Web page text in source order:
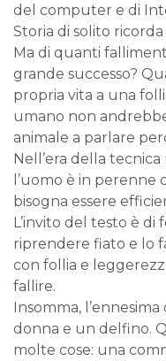
del computer e di
Storia di solito
Ma di quanti
grande successo?
propria vita a una
umano non
animale a parlare
Nell’era della
l’uomo è in perenne
bisogna essere
L’invito del testo è
riprendere fiato e lo
con follia e
fallire.
Insomma,
donna e un delfino.
molte cose: una